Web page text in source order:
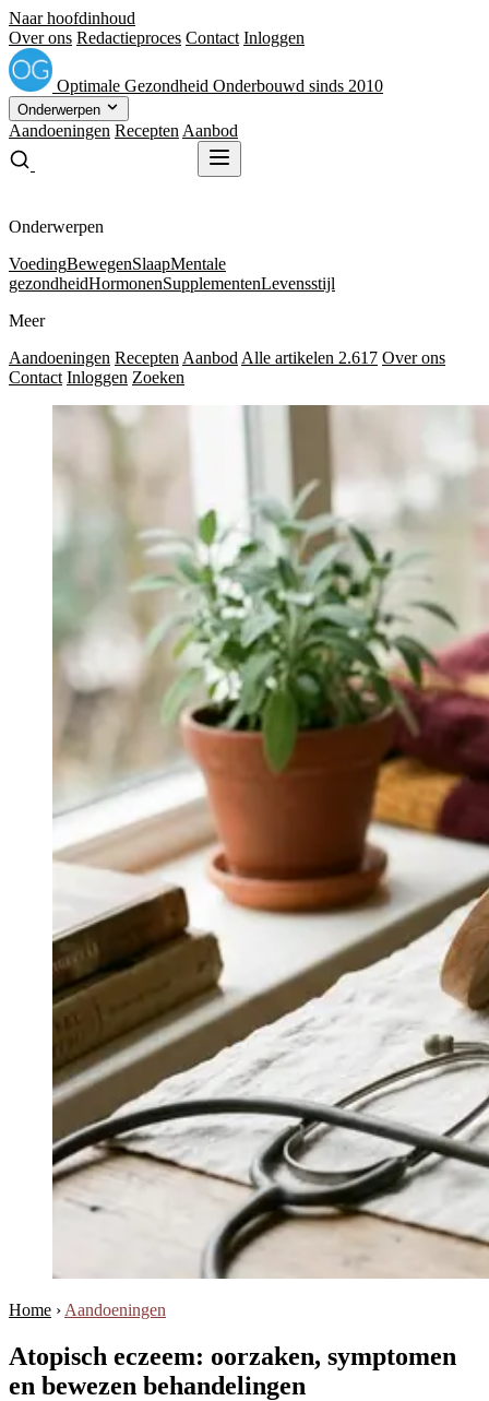
Naar hoofdinhoud
Over ons Redactieproces Contact Inloggen
Optimale Gezondheid Onderbouwd sinds 2010
Onderwerpen
Aandoeningen Recepten Aanbod
Onderwerpen
VoedingBewegenSlaapMentale
gezondheidHormonenSupplementenLevensstijl
Meer
Aandoeningen Recepten Aanbod Alle artikelen 2.617 Over ons
Contact Inloggen Zoeken
Home › Aandoeningen
Atopisch eczeem: oorzaken, symptomen
en bewezen behandelingen